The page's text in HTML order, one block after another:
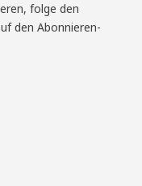
folge den
den Abonnieren-